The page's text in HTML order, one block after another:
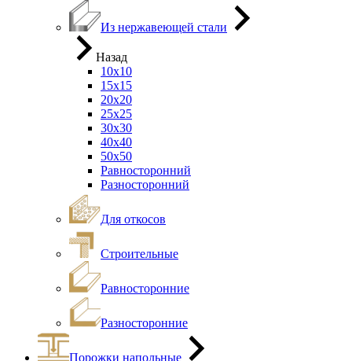
Из нержавеющей стали
Назад
10х10
15х15
20х20
25х25
30х30
40х40
50х50
Равносторонний
Разносторонний
Для откосов
Строительные
Равносторонние
Разносторонние
Порожки напольные